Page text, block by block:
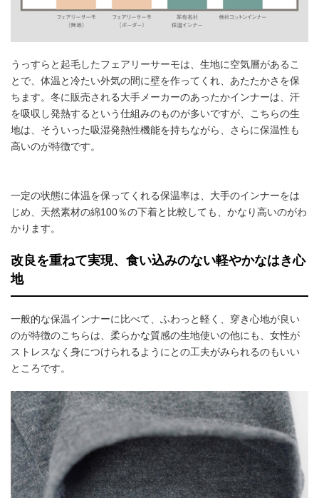
うっすらと起毛したフェアリーサーモは、生地に空気層があるこ
とで、体温と冷たい外気の間に壁を作ってくれ、あたたかさを保
ちます。冬に販売される大手メーカーのあったかインナーは、汗
を吸収し発熱するという仕組みのものが多いですが、こちらの生
地は、そういった吸湿発熱性機能を持ちながら、さらに保温性も
高いのが特徴です。
一定の状態に体温を保ってくれる保温率は、大手のインナーをは
じめ、天然素材の綿100％の下着と比較しても、かなり高いのがわ
かります。
改良を重ねて実現、食い込みのない軽やかなはき心
地
一般的な保温インナーに比べて、ふわっと軽く、穿き心地が良い
のが特徴のこちらは、柔らかな質感の生地使いの他にも、女性が
ストレスなく身につけられるようにとの工夫がみられるのもいい
ところです。